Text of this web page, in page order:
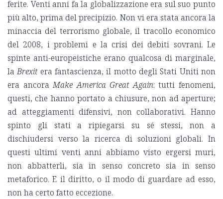
ferite. Venti anni fa la globalizzazione era sul suo punto
più alto, prima del precipizio. Non vi era stata ancora la
minaccia del terrorismo globale, il tracollo economico
del 2008, i problemi e la crisi dei debiti sovrani. Le
spinte anti-europeistiche erano qualcosa di marginale,
laBrexitera fantascienza, il motto degli Stati Uniti non
era ancoraMake America Great Again: tutti fenomeni,
questi, che hanno portato a chiusure, non ad aperture;
ad atteggiamenti difensivi, non collaborativi. Hanno
spinto gli stati a ripiegarsi su sé stessi, non a
dischiudersi verso la ricerca di soluzioni globali. In
questi ultimi venti anni abbiamo visto ergersi muri,
non abbatterli, sia in senso concreto sia in senso
metaforico. E il diritto, o il modo di guardare ad esso,
non ha certo fatto eccezione.